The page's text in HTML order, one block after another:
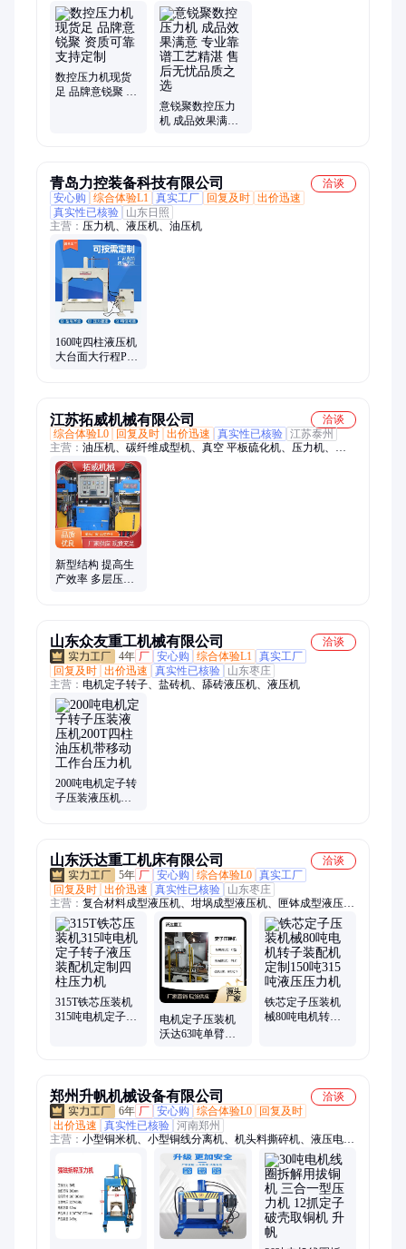
数控压力机现货
足 品牌意锐聚 资
意锐聚数控压力
机 成品效果满意
青岛力控装备科技有限公司
洽谈
安心购
综合体验L1 真实工厂 回复及时 出价迅速
真实性已核验
山东日照
主营： 压力机、液压机、油压机
160吨四柱液压机
大台面大行程PLC
江苏拓威机械有限公司
洽谈
综合体验L0
回复及时 出价迅速 真实性已核验 江苏泰州
主营： 油压机、碳纤维成型机、真空 平板硫化机、压力机、真
空硫化机、自动真空硫化机
新型结构 提高生
产效率 多层压机
山东众友重工机械有限公司
洽谈
4年 厂 安心购 综合体验L1
真实工厂
回复及时 出价迅速 真实性已核验
山东枣庄
主营： 电机定子转子、盐砖机、舔砖液压机、液压机
200吨电机定子转
子压装液压机
山东沃达重工机床有限公司
洽谈
5年 厂 安心购 综合体验L0 真实工厂
回复及时 出价迅速 真实性已核验
山东枣庄
主营： 复合材料成型液压机、坩埚成型液压机、匣钵成型液压
机、四柱压力机、盐砖机、拉伸成型液压机、建筑模板成型液压
机、框架式液压机、液压冲床、四柱液压机、粉末成型液压机、
油压机、金属拉伸机、玻璃钢模压成型机、气动冲床、单柱液压
机、龙门框式液压机、两梁四柱液压机、三梁四柱液压机、四梁
四柱液压机、木屑托盘成型液压机市政污泥处理、压榨机
315T铁芯压装机
315吨电机定子转
电机定子压装机
沃达63吨单臂液
铁芯定子压装机
械80吨电机转子
郑州升帆机械设备有限公司
洽谈
6年 厂 安心购 综合体验L0
回复及时
出价迅速
真实性已核验 河南郑州
主营： 小型铜米机、小型铜线分离机、机头料撕碎机、液压电机
外壳压力机、单轴撕碎机、机油滤芯粉碎机、废旧冰箱破碎分选
生产线、中空玻璃胶条分选机、液压龙门剪、全自动榨油机